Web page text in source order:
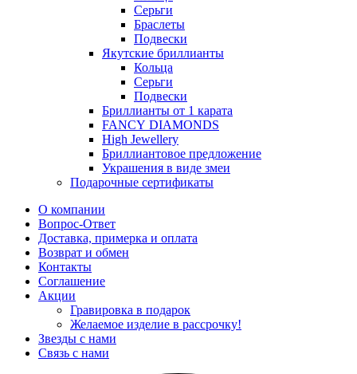
Серьги
Браслеты
Подвески
Якутские бриллианты
Кольца
Серьги
Подвески
Бриллианты от 1 карата
FANCY DIAMONDS
High Jewellery
Бриллиантовое предложение
Украшения в виде змеи
Подарочные сертификаты
О компании
Вопрос-Ответ
Доставка, примерка и оплата
Возврат и обмен
Контакты
Соглашение
Акции
Гравировка в подарок
Желаемое изделие в рассрочку!
Звезды с нами
Связь с нами